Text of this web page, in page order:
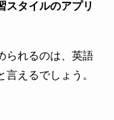
スタイルのアプリ
られるのは、英語
えるでしょう。